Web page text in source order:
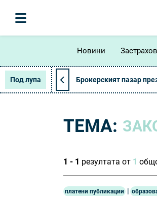
Новини
Под лупа Брокерският пазар
ТЕМА:
1 - 1 резултата от 1
платени публикации |